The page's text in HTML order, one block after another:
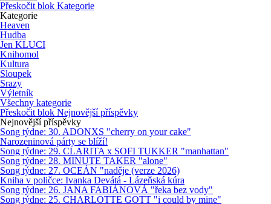
Přeskočit blok Kategorie
Kategorie
Heaven
Hudba
Jen KLUCI
Knihomol
Kultura
Sloupek
Srazy
Výletník
Všechny kategorie
Přeskočit blok Nejnovější příspěvky
Nejnovější příspěvky
Song týdne: 30. ADONXS "cherry on your cake"
Narozeninová párty se blíží!
Song týdne: 29. CLARITA x SOFI TUKKER "manhattan"
Song týdne: 28. MINUTE TAKER "alone"
Song týdne: 27. OCEÁN "naděje (verze 2026)
Kniha v poličce: Ivanka Devátá - Lázeňská kúra
Song týdne: 26. JANA FABIÁNOVÁ "řeka bez vody"
Song týdne: 25. CHARLOTTE GOTT "i could by mine"